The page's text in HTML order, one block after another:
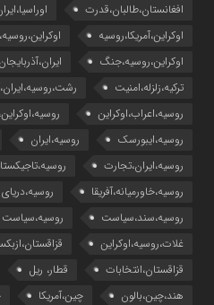
افغانستان،طالبان،قدرت
اوکراین،آمریکا،روسیه
اوکراین،روسیه،جنگ
ایران،آذربایجان
ترکیه،زلزله،امنیت
روسیه،اعراب،اوکراین
روسیه،ایبورسک
روسیه،ایران
روسیه،ایران،تجارت
روسیه،خاورمیانه،آفریقا
روسیه،سند،سیاست
غلات،روسیه،اوکراین
قزاقستان،انتخابات
قطار، ریل
هند،چین،بالون
چین،آمریکا